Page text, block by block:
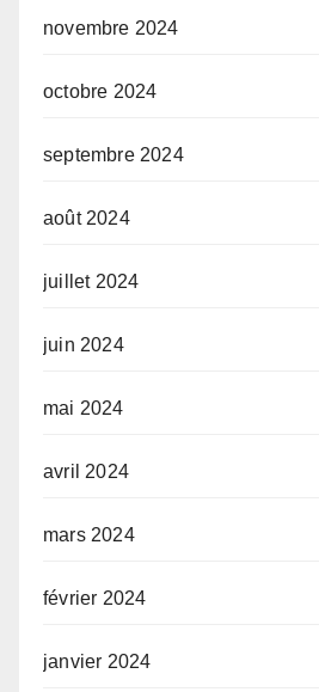
novembre 2024
octobre 2024
septembre 2024
août 2024
juillet 2024
juin 2024
mai 2024
avril 2024
mars 2024
février 2024
janvier 2024